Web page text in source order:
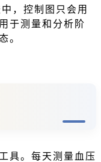
，控制图只会用
于测量和分析阶
。
具。每天测量血压